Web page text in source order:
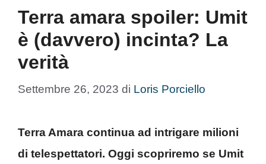
Terra amara spoiler: Umit
è (davvero) incinta? La
verità
Settembre 26, 2023 di Loris Porciello
Terra Amara continua ad intrigare milioni
di telespettatori. Oggi scopriremo se Umit